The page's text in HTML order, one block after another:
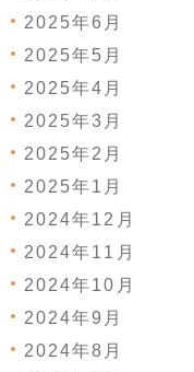
2025年6月
2025年5月
2025年4月
2025年3月
2025年2月
2025年1月
2024年12月
2024年11月
2024年10月
2024年9月
2024年8月